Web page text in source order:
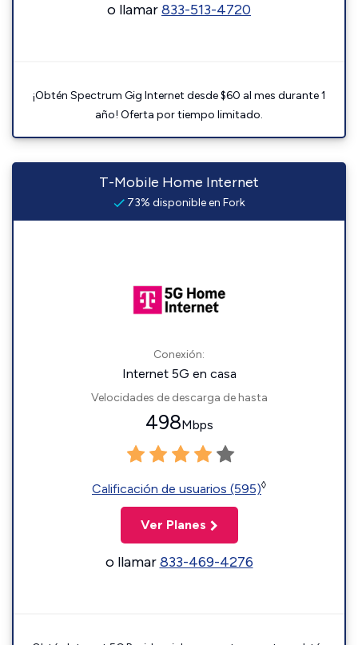
o llamar833-513-4720
¡Obtén Spectrum Gig Internet desde $60 al mes durante 1
año! Oferta por tiempo limitado.
T-Mobile Home Internet
73% disponible en Fork
Conexión:
Internet 5G en casa
Velocidades de descarga de hasta
498Mbps
Calificación de usuarios (595)◊
Ver Planes
o llamar833-469-4276